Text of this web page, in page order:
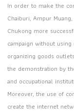
In order to make the
Chaiburi, Ampur
Chukong more
campaign without
organizing goods
the demonstration by
and occupational
Moreover, the use of
create the internet